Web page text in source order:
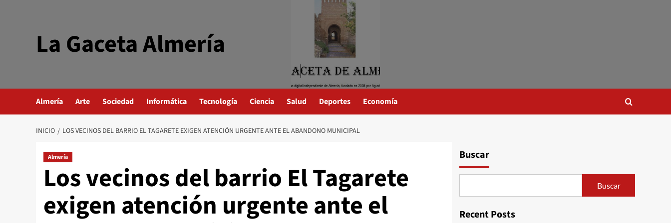
La Gaceta Almería
Almería Arte Sociedad Informática Tecnología Ciencia Salud Deportes Economía
INICIO LOS VECINOS DEL BARRIO EL TAGARETE EXIGEN ATENCIÓN URGENTE ANTE EL ABANDONO MUNICIPAL
Almería
Los vecinos del barrio El Tagarete
exigen atención urgente ante el
Buscar
Buscar
Recent Posts